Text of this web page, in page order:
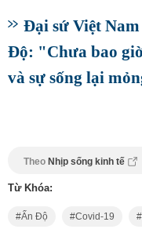
Đại sứ Việt
Độ: "Chưa bao
và sự sống lại
Theo Nhịp sống kinh tế
Từ Khóa:
Ấn Độ Covid-19